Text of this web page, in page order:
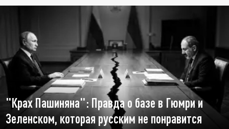
"Крах Пашиняна": Правда о базе в Гюмри и
Зеленском, которая русским не понравится